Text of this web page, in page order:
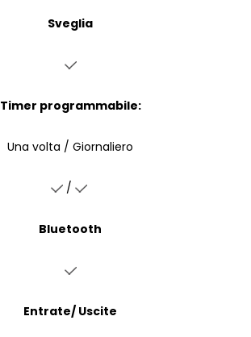
Sveglia
Timer programmabile:
Una volta / Giornaliero
/
Bluetooth
Entrate/ Uscite